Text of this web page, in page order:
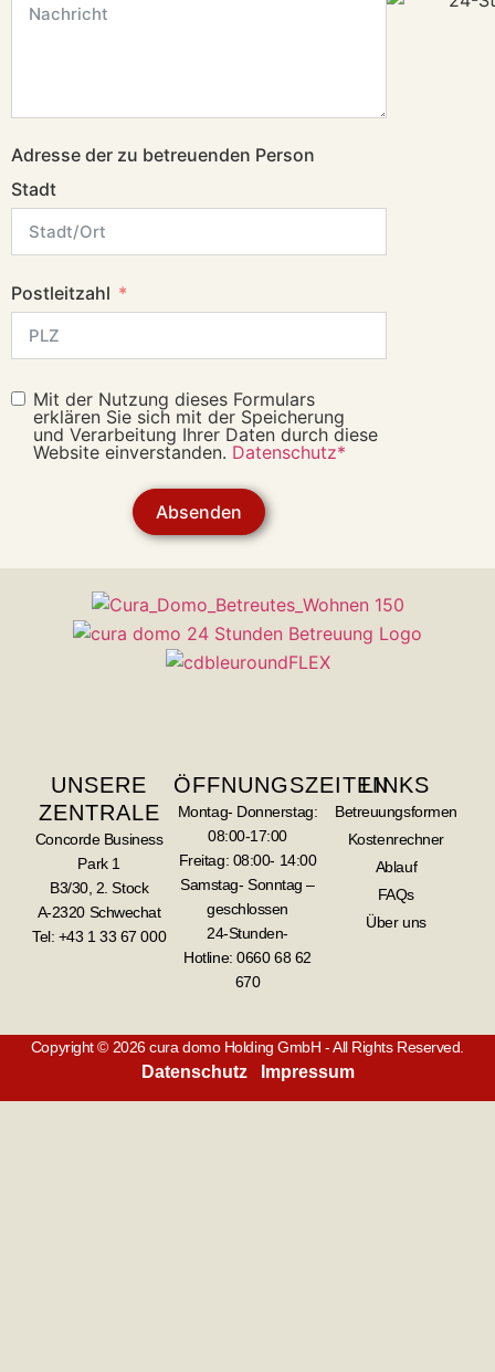
Adresse der zu betreuenden Person
Stadt
Postleitzahl
Mit der Nutzung dieses Formulars
erklären Sie sich mit der Speicherung
und Verarbeitung Ihrer Daten durch diese
Website einverstanden. Datenschutz*
Absenden
UNSERE
ZENTRALE
Concorde Business
Park 1
B3/30, 2. Stock
A-2320 Schwechat
Tel: +43 1 33 67 000
ÖFFNUNGSZEITEN
Montag- Donnerstag:
08:00-17:00
Freitag: 08:00- 14:00
Samstag- Sonntag –
geschlossen
24-Stunden-
Hotline: 0660 68 62
670
LINKS
Betreuungsformen
Kostenrechner
Ablauf
FAQs
Über uns
Copyright © 2026 cura domo Holding GmbH - All Rights Reserved.
Datenschutz Impressum